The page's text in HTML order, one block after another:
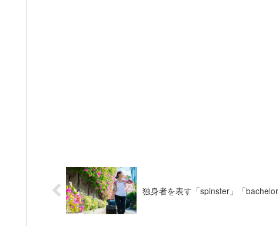
独身者を表す「spinster」「